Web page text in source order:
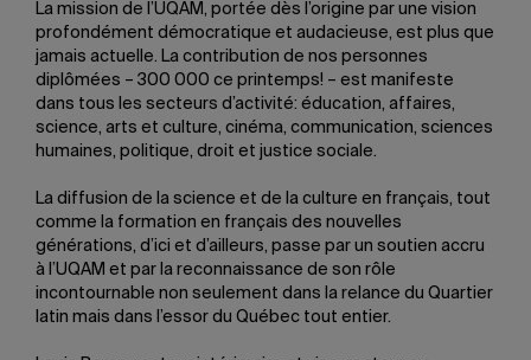
La mission de l’UQAM, portée dès l’origine par une vision
profondément démocratique et audacieuse, est plus que
jamais actuelle. La contribution de nos personnes
diplômées – 300 000 ce printemps! – est manifeste
dans tous les secteurs d’activité: éducation, affaires,
science, arts et culture, cinéma, communication, sciences
humaines, politique, droit et justice sociale.
La diffusion de la science et de la culture en français, tout
comme la formation en français des nouvelles
générations, d’ici et d’ailleurs, passe par un soutien accru
à l’UQAM et par la reconnaissance de son rôle
incontournable non seulement dans la relance du Quartier
latin mais dans l’essor du Québec tout entier.